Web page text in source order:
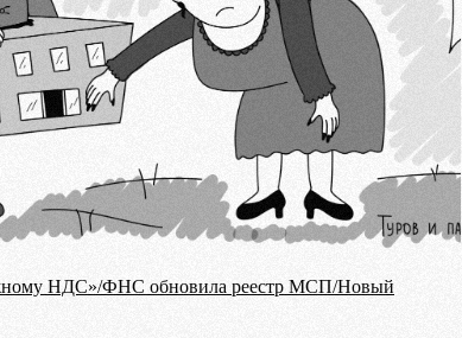
НДС»/ФНС обновила реестр МСП/Новый